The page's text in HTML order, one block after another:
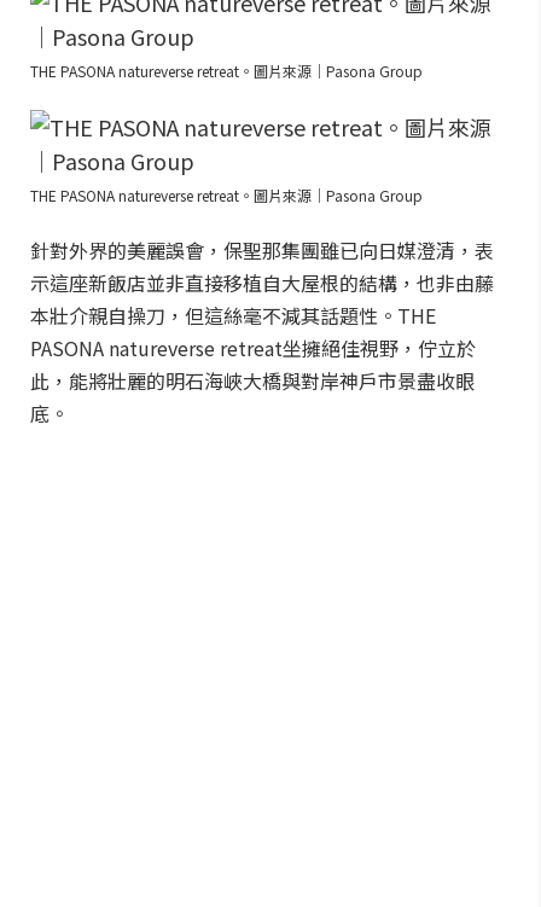
THE PASONA natureverse retreat。圖片來源｜Pasona Group
THE PASONA natureverse retreat。圖片來源｜Pasona Group
針對外界的美麗誤會，保聖那集團雖已向日媒澄清，表
示這座新飯店並非直接移植自大屋根的結構，也非由藤
本壯介親自操刀，但這絲毫不減其話題性。THE
PASONA natureverse retreat坐擁絕佳視野，佇立於
此，能將壯麗的明石海峽大橋與對岸神戶市景盡收眼
底。